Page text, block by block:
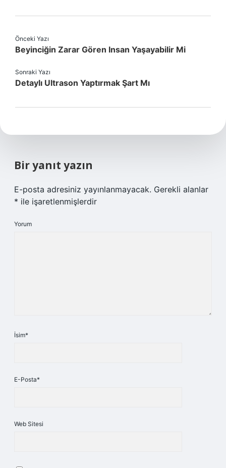
Önceki Yazı
Beyinciğin Zarar Gören Insan Yaşayabilir Mi
Sonraki Yazı
Detaylı Ultrason Yaptırmak Şart Mı
Bir yanıt yazın
E-posta adresiniz yayınlanmayacak. Gerekli alanlar
* ile işaretlenmişlerdir
Yorum
İsim*
E-Posta*
Web Sitesi